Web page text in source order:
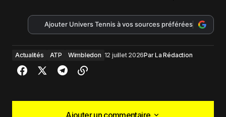
Ajouter Univers Tennis à vos sources préférées
Actualités ATP Wimbledon 12 juillet 2026ParLa Rédaction
Ajouter un commentaire